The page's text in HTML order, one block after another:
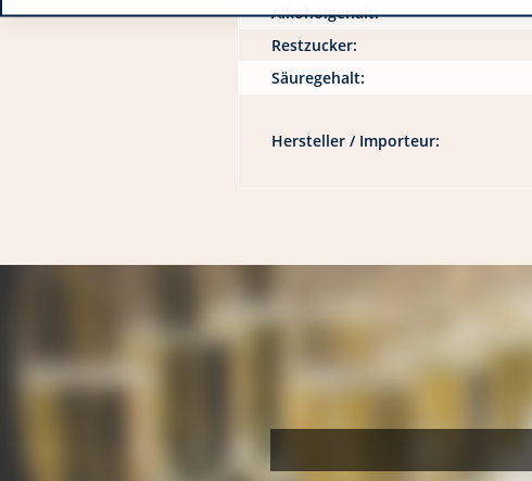
Alkoholgehalt:
Restzucker:
Säuregehalt:
Hersteller / Importeur: